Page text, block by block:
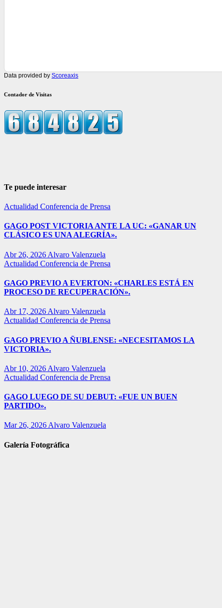
Data provided by Scoreaxis
Contador de Visitas
Te puede interesar
Actualidad Conferencia de Prensa
GAGO POST VICTORIA ANTE LA UC: «GANAR UN
CLÁSICO ES UNA ALEGRÍA».
Abr 26, 2026 Alvaro Valenzuela
Actualidad Conferencia de Prensa
GAGO PREVIO A EVERTON: «CHARLES ESTÁ EN
PROCESO DE RECUPERACIÓN».
Abr 17, 2026 Alvaro Valenzuela
Actualidad Conferencia de Prensa
GAGO PREVIO A ÑUBLENSE: «NECESITAMOS LA
VICTORIA».
Abr 10, 2026 Alvaro Valenzuela
Actualidad Conferencia de Prensa
GAGO LUEGO DE SU DEBUT: «FUE UN BUEN
PARTIDO».
Mar 26, 2026 Alvaro Valenzuela
Galería Fotográfica